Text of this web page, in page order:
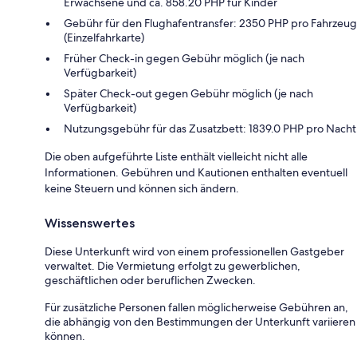
Gebühr für den Flughafentransfer: 2350 PHP pro Fahrzeug
(Einzelfahrkarte)
Früher Check-in gegen Gebühr möglich (je nach
Verfügbarkeit)
Später Check-out gegen Gebühr möglich (je nach
Verfügbarkeit)
Nutzungsgebühr für das Zusatzbett: 1839.0 PHP pro Nacht
Die oben aufgeführte Liste enthält vielleicht nicht alle
Informationen. Gebühren und Kautionen enthalten eventuell
keine Steuern und können sich ändern.
Wissenswertes
Diese Unterkunft wird von einem professionellen Gastgeber
verwaltet. Die Vermietung erfolgt zu gewerblichen,
geschäftlichen oder beruflichen Zwecken.
Für zusätzliche Personen fallen möglicherweise Gebühren an,
die abhängig von den Bestimmungen der Unterkunft variieren
können.